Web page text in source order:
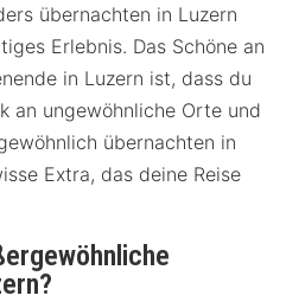
übernachten in Luzern
Erlebnis. Das Schöne an
in Luzern ist, dass du
an ungewöhnliche Orte und
übernachten in
Extra, das deine Reise